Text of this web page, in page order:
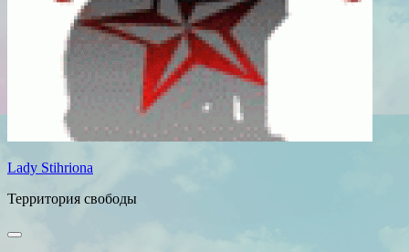
Lady Stihriona
Территория свободы